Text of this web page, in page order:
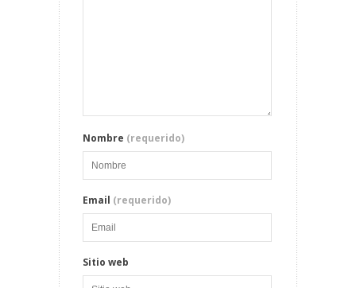
Nombre (requerido)
Email (requerido)
Sitio web